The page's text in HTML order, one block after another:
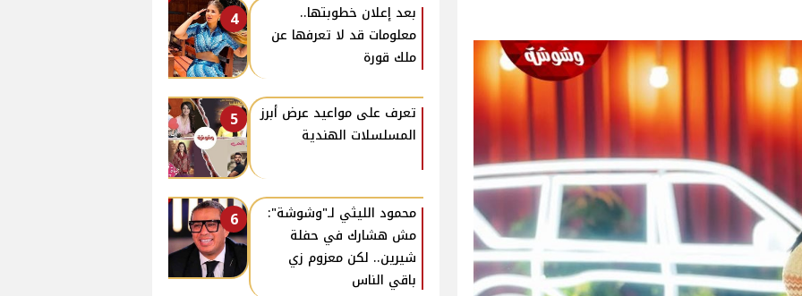
4
بعد إعلان خطوبتها..
معلومات قد لا تعرفها عن
ملك قورة
5
تعرف على مواعيد عرض أبرز
المسلسلات الهندية
6
محمود الليثي لـ"وشوشة":
مش هشارك في حفلة
شيرين.. لكن معزوم زي
باقي الناس